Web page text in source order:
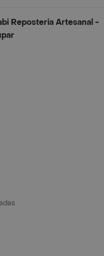
Reposteria Artesanal -